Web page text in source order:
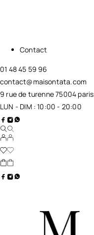
Contact
01 48 45 59 96
contact@maisontata.com
9 rue de turenne 75004 paris
LUN - DIM : 10:00 - 20:00